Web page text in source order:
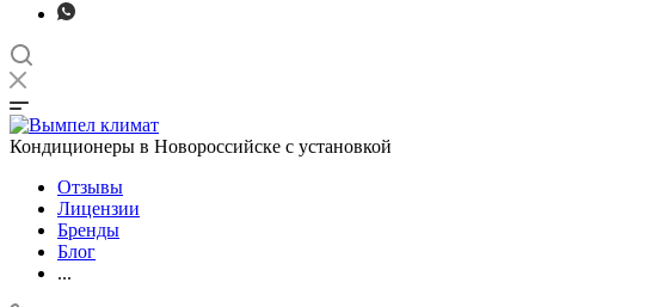
Кондиционеры в Новороссийске с установкой
Отзывы
Лицензии
Бренды
Блог
...